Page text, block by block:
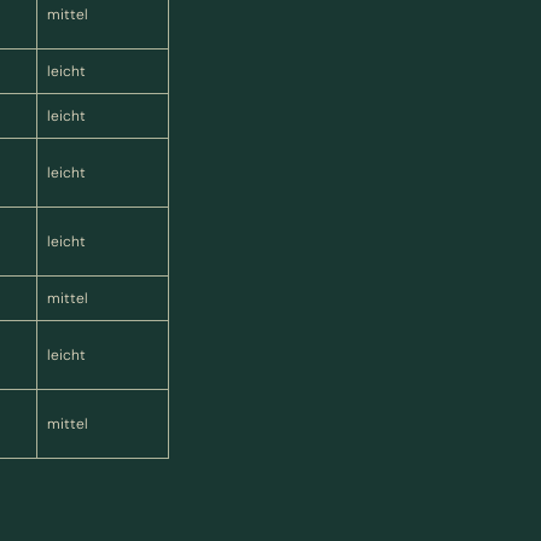
mittel
leicht
leicht
leicht
leicht
mittel
leicht
mittel